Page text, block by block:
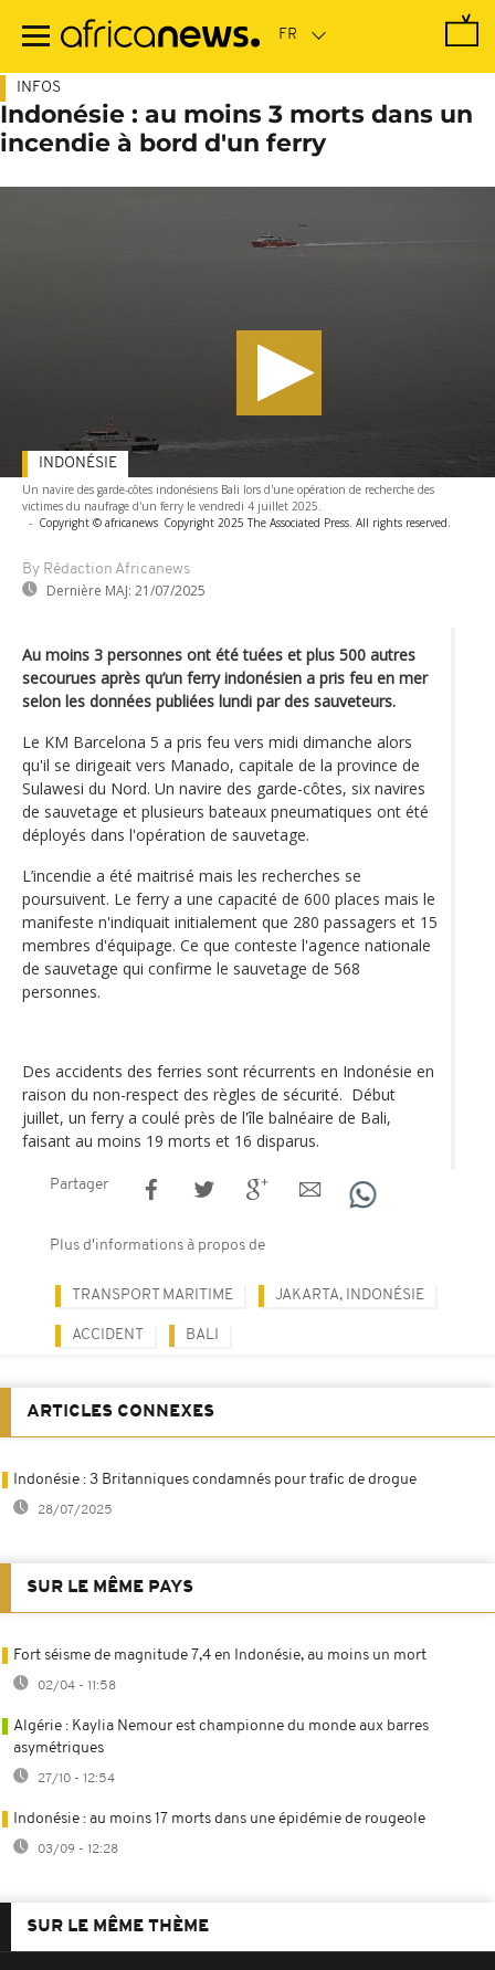
contenu
INFOS
Indonésie : au moins 3 morts dans un
incendie à bord d'un ferry
Un navire des garde-côtes indonésiens Bali lors d'une opération de recherche des
victimes du naufrage d'un ferry le vendredi 4 juillet 2025.
- Copyright © africanews Copyright 2025 The Associated Press. All rights reserved.
By Rédaction Africanews
Dernière MAJ: 21/07/2025
INDONÉSIE
Au moins 3 personnes ont été tuées et plus 500 autres
secourues après qu’un ferry indonésien a pris feu en mer
selon les données publiées lundi par des sauveteurs.
Le KM Barcelona 5 a pris feu vers midi dimanche alors
qu'il se dirigeait vers Manado, capitale de la province de
Sulawesi du Nord. Un navire des garde-côtes, six navires
de sauvetage et plusieurs bateaux pneumatiques ont été
déployés dans l'opération de sauvetage.
L’incendie a été maitrisé mais les recherches se
poursuivent. Le ferry a une capacité de 600 places mais le
manifeste n'indiquait initialement que 280 passagers et 15
membres d'équipage. Ce que conteste l'agence nationale
de sauvetage qui confirme le sauvetage de 568
personnes.
Des accidents des ferries sont récurrents en Indonésie en
raison du non-respect des règles de sécurité. Début
juillet, un ferry a coulé près de l'île balnéaire de Bali,
faisant au moins 19 morts et 16 disparus.
Partager
Plus d'informations à propos de
TRANSPORT MARITIME JAKARTA, INDONÉSIE
ACCIDENT BALI
ARTICLES CONNEXES
Indonésie : 3 Britanniques condamnés pour trafic de drogue
28/07/2025
SUR LE MÊME PAYS
Fort séisme de magnitude 7,4 en Indonésie, au moins un mort
02/04 - 11:58
Algérie : Kaylia Nemour est championne du monde aux barres
asymétriques
27/10 - 12:54
Indonésie : au moins 17 morts dans une épidémie de rougeole
03/09 - 12:28
SUR LE MÊME THÈME